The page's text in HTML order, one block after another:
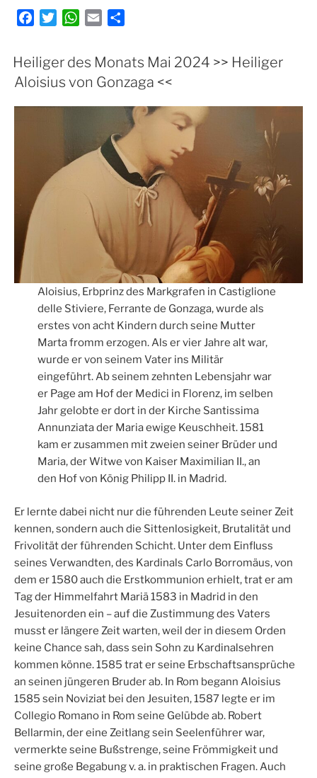
e
b
t
t
W
t
s
i
l
l
e
Heiliger des Monats Mai 2024 >> Heiliger
Aloisius von Gonzaga <<
Aloisius, Erbprinz des Markgrafen in Castiglione
delle Stiviere, Ferrante de Gonzaga, wurde als
erstes von acht Kindern durch seine Mutter
Marta fromm erzogen. Als er vier Jahre alt war,
wurde er von seinem Vater ins Militär
eingeführt. Ab seinem zehnten Lebensjahr war
er Page am Hof der Medici in Florenz, im selben
Jahr gelobte er dort in der Kirche Santissima
Annunziata der Maria ewige Keuschheit. 1581
kam er zusammen mit zweien seiner Brüder und
Maria, der Witwe von Kaiser Maximilian II., an
den Hof von König Philipp II. in Madrid.
Er lernte dabei nicht nur die führenden Leute seiner Zeit
kennen, sondern auch die Sittenlosigkeit, Brutalität und
Frivolität der führenden Schicht. Unter dem Einfluss
seines Verwandten, des Kardinals Carlo Borromäus, von
dem er 1580 auch die Erstkommunion erhielt, trat er am
Tag der Himmelfahrt Mariä 1583 in Madrid in den
Jesuitenorden ein – auf die Zustimmung des Vaters
musst er längere Zeit warten, weil der in diesem Orden
keine Chance sah, dass sein Sohn zu Kardinalsehren
kommen könne. 1585 trat er seine Erbschaftsansprüche
an seinen jüngeren Bruder ab. In Rom begann Aloisius
1585 sein Noviziat bei den Jesuiten, 1587 legte er im
Collegio Romano in Rom seine Gelübde ab. Robert
Bellarmin, der eine Zeitlang sein Seelenführer war,
vermerkte seine Bußstrenge, seine Frömmigkeit und
seine große Begabung v. a. in praktischen Fragen. Auch